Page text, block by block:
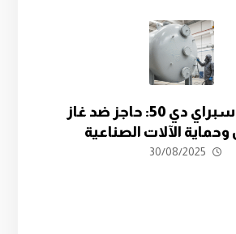
رايستون سبراي دي 50: حاجز ضد غاز
وحماية الآلات الصناعية
30/08/2025